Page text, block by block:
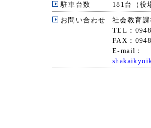
駐車台数
181台（役
お問い合わせ
社会教育
TEL：
FAX：
E-mail：